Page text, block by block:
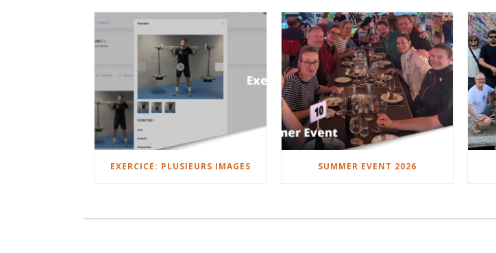
EXERCICE: PLUSIEURS IMAGES SUMMER EVENT 2026